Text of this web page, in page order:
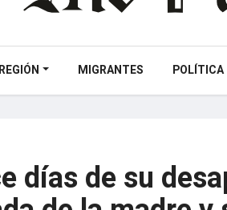
REGIÓN MIGRANTES POLÍTICA
días de su